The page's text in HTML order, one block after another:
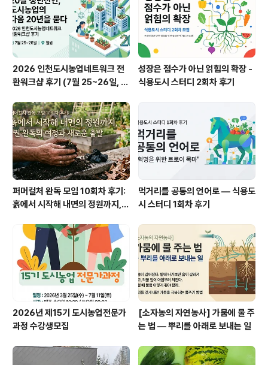
여기에 있습니다. 취미로서의 가드닝을 넘어, 무너져가는..
2026 인천도시농업네트워크 전
환워크샵 후기 (7월 25~26일, 철
성장은 점수가 아닌 얽힘의 확장 -
식용도시 스터디 2회차 후기
퍼머컬처 완독 모임 10회차 후기:
흙에서 시작해 내면의 정원까지, 1
먹거리를 공통의 언어로 — 식용도
시 스터디 1회차 후기
2026년 제15기 도시농업전문가
과정 수강생모집
[소자농의 자연농사] 가뭄에 물 주
는 법 — 뿌리를 아래로 보내는 일